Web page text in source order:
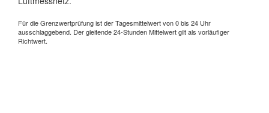
Für die Grenzwertprüfung ist der Tagesmittelwert von 0 bis 24 Uhr
ausschlaggebend. Der gleitende 24-Stunden Mittelwert gilt als vorläufiger
Richtwert.